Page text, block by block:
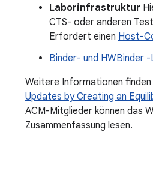
Laborinfrastruktur
CTS- oder anderen
Erfordert einen Host-
Binder- und HWBinder
Weitere Informationen finden
Updates by Creating an
ACM-Mitglieder können das
Zusammenfassung lesen.